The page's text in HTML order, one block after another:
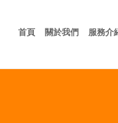
首頁首頁關於我們關於我們
服務介